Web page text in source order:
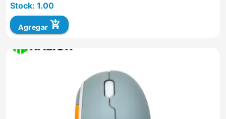
Stock: 1.00
Agregar add_shopping_cart